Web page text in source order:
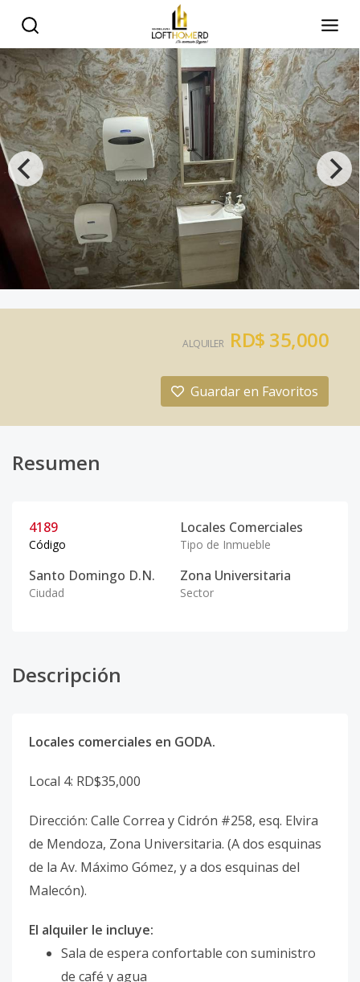
ALQUILER RD$ 35,000
Guardar en Favoritos
Resumen
4189
Código
Locales Comerciales
Tipo de Inmueble
Santo Domingo D.N.
Ciudad
Zona Universitaria
Sector
Descripción
Locales comerciales en GODA.
Local 4: RD$35,000
Dirección: Calle Correa y Cidrón #258, esq. Elvira
de Mendoza, Zona Universitaria. (A dos esquinas
de la Av. Máximo Gómez, y a dos esquinas del
Malecón).
El alquiler le incluye:
Sala de espera confortable con suministro
de café y agua